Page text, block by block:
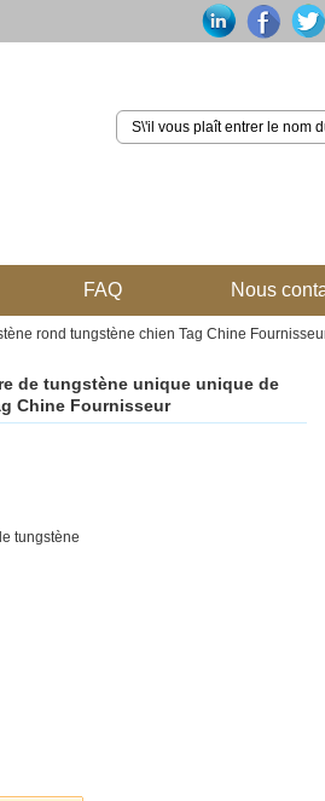
FAQ Nous
rond tungstène chien Tag Chine
de tungstène unique unique de
Chine Fournisseur
tungstène